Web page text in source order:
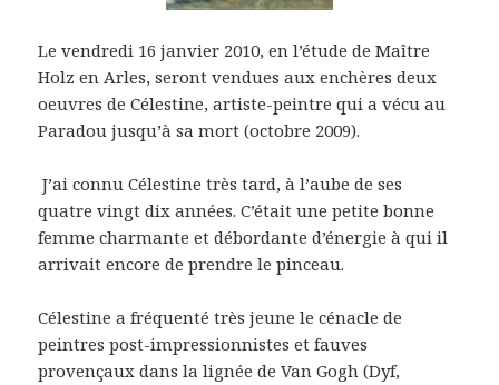
Le vendredi 16 janvier 2010, en l’étude de Maître
Holz en Arles, seront vendues aux enchères deux
oeuvres de Célestine, artiste-peintre qui a vécu au
Paradou jusqu’à sa mort (octobre 2009).
J’ai connu Célestine très tard, à l’aube de ses
quatre vingt dix années. C’était une petite bonne
femme charmante et débordante d’énergie à qui il
arrivait encore de prendre le pinceau.
Célestine a fréquenté très jeune le cénacle de
peintres post-impressionnistes et fauves
provençaux dans la lignée de Van Gogh (Dyf,